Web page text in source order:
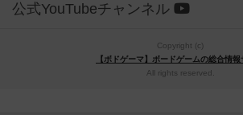
公式YouTubeチャンネル
Copyright (c)
【ボドゲーマ】ボードゲームの総合情報
All rights reserved.